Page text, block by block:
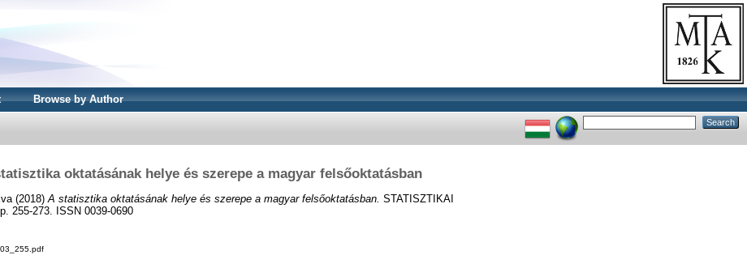
Browse by Author
oktatásának helye és szerepe a magyar felsőoktatásban
(2018) A statisztika oktatásának helye és szerepe a magyar felsőoktatásban. STATISZTIKAI
255-273. ISSN 0039-0690